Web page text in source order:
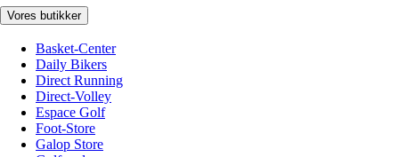
Vores butikker
Basket-Center
Daily Bikers
Direct Running
Direct-Volley
Espace Golf
Foot-Store
Galop Store